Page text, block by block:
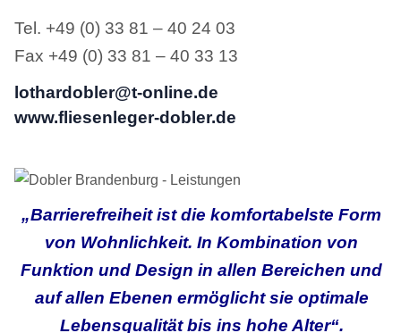
Tel. +49 (0) 33 81 – 40 24 03
Fax +49 (0) 33 81 – 40 33 13
lothardobler@t-online.de
www.fliesenleger-dobler.de
„Barrierefreiheit ist die komfortabelste Form
von Wohnlichkeit. In Kombination von
Funktion und Design in allen Bereichen und
auf allen Ebenen ermöglicht sie optimale
Lebensqualität bis ins hohe Alter“.